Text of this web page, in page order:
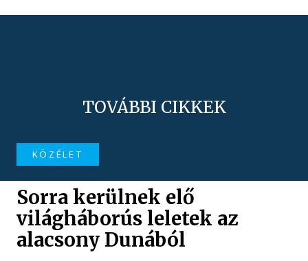
TOVÁBBI CIKKEK
KÖZÉLET
Sorra kerülnek elő
világháborús leletek az
alacsony Dunából